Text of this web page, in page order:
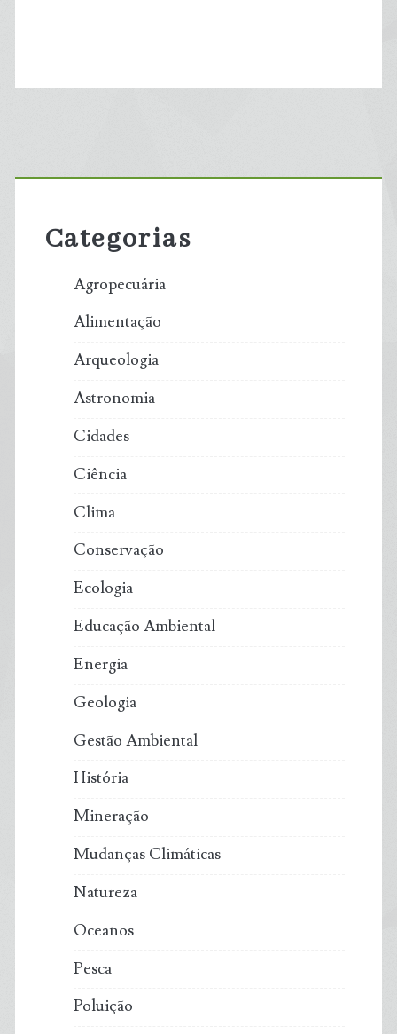
Primary
Sidebar
Categorias
Agropecuária
Alimentação
Arqueologia
Astronomia
Cidades
Ciência
Clima
Conservação
Ecologia
Educação Ambiental
Energia
Geologia
Gestão Ambiental
História
Mineração
Mudanças Climáticas
Natureza
Oceanos
Pesca
Poluição